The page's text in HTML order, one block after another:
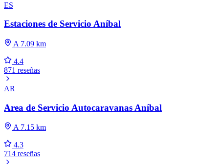
ES
Estaciones de Servicio Aníbal
A 7.09 km
4.4
871 reseñas
AR
Area de Servicio Autocaravanas Aníbal
A 7.15 km
4.3
714 reseñas